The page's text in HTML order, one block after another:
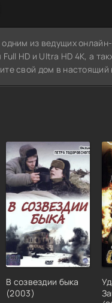
из ведущих
HD и Ultra HD 4K, а
свой дом в настоящий
В созвездии быка
(2003)